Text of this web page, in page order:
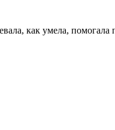
как умела, помогала